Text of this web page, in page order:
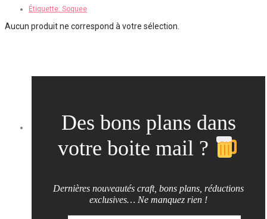
Étiquette: Soquee
Aucun produit ne correspond à votre sélection.
Des bons plans dans
votre boite mail ?
Dernières nouveautés craft, bons plans, réductions
exclusives… Ne manquez rien !